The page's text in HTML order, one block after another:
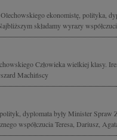
ekonomistę, polityka,
składamy wyrazy
Człowieka wielkiej klasy.
Machińscy
dyplomata były Minister Spraw
współczucia Teresa, Dariusz,